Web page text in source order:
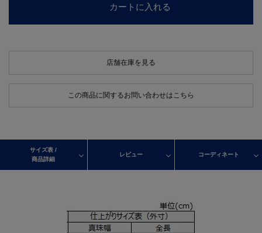
カートに入れる
店舗在庫を見る
この商品に関するお問い合わせはこちら
サイズ表 /
商品詳細
レビュー コーディネート